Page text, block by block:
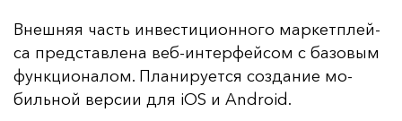
Внеш­няя часть ин­вес­ти­ци­он­но­го мар­кет­плей­
са пред­став­ле­на веб-ин­тер­фей­сом с ба­зо­вым
фун­кци­она­лом. Пла­ни­ру­ет­ся соз­да­ние мо­
биль­ной вер­сии для iOS и Android.